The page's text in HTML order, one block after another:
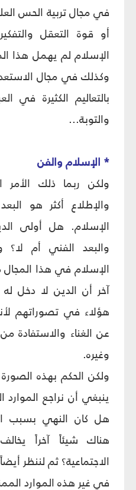
في مجال تربية الحس
أو قوة التعقل
الإسلام لم يهمل هذا
وكذلك في مجال
بالتعاليم الكثيرة في
والتوبة...
* الإسلام والفن‏
ولكن ربما ذلك الأمر
والإطلاع أكثر هو
الإسلام. هل أولى
والبعد الفني أم
الإسلام في هذا المجال
آخر أن الدين لا دخل
هؤلاء في تصوراتهم
عن الغناء والاستفادة
وغيره.
ولكن الحكم بهذه
ينبغي أن نراجع
هل كان النهي بسبب
هناك شيئاً آخراً يخالف
الاجتماعية؟ ثم لننظر
في غير هذه الموارد